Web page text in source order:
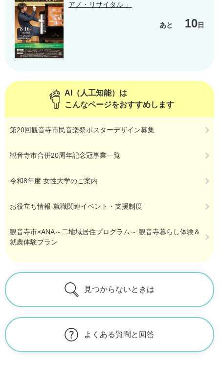
アノ・リサイタル 」
あと 10日
AI（人工知能）は
こんなページをおすすめします
第20回観音寺市民音楽祭ポスターデザイン募集
観音寺市合併20周年記念冠事業一覧
令和8年度 女性大学のご案内
お役立ち情報-就職関連イベント・支援制度
観音寺市×ANA～二地域居住プログラム～ 観音寺暮らし体験＆
就農体験プラン
見つからないときは
よくある質問と回答